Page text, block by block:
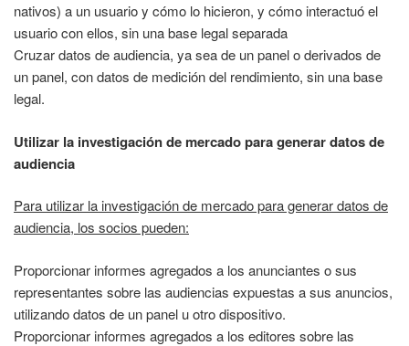
nativos) a un usuario y cómo lo hicieron, y cómo interactuó el
usuario con ellos, sin una base legal separada
Cruzar datos de audiencia, ya sea de un panel o derivados de
un panel, con datos de medición del rendimiento, sin una base
legal.
Utilizar la investigación de mercado para generar datos de
audiencia
Para utilizar la investigación de mercado para generar datos de
audiencia, los socios pueden:
Proporcionar informes agregados a los anunciantes o sus
representantes sobre las audiencias expuestas a sus anuncios,
utilizando datos de un panel u otro dispositivo.
Proporcionar informes agregados a los editores sobre las